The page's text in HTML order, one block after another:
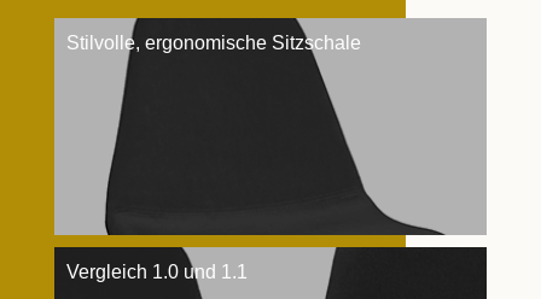
Stilvolle, ergonomische Sitzschale
Vergleich 1.0 und 1.1